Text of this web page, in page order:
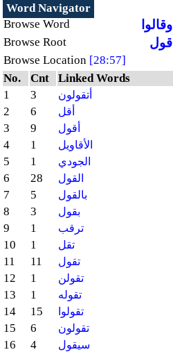
Word Navigator
Browse Word
وقالوا
Browse Root قول
Browse Location [28:57]
No.
Cnt
Linked Words
1
3 أتقولون
2 6 أقل
3 9 أقول
4 1 الأقاويل
5 1 الجودي
6 28 القول
7 5 بالقول
8 3 بقول
9 1 ترقب
10 1 تقل
11 11 تقول
12 1 تقولن
13 1 تقوله
14 15 تقولوا
15 6 تقولون
16 4 سيقول